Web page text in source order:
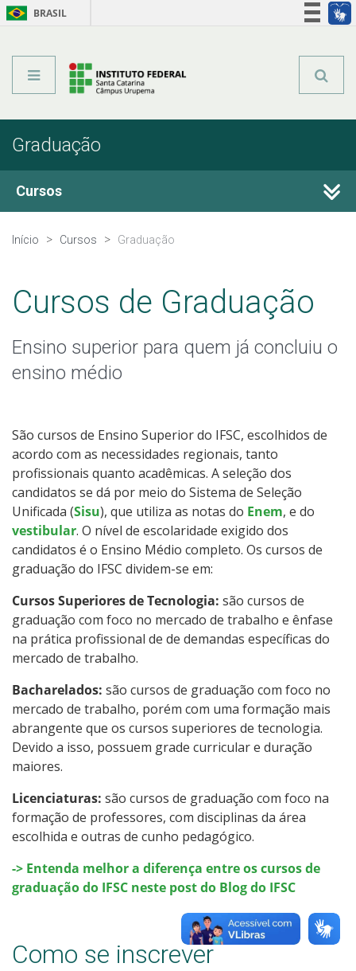
BRASIL
Graduação
Cursos
Técnicos Concomitantes
Qualificação Profissional e Idiomas
Educação de Jovens e Adultos
Especialização
Mestrado
Todos os cursos
Processo de Inscrição
Resultados
Resultado das vagas remanescentes
Como posso estudar no IFSC?
Calendário de inscrições
Processos Seletivos
Inscrições e acompanhamento
Início Cursos Graduação
Cursos de Graduação
Ensino superior para quem já concluiu o
ensino médio
São cursos de Ensino Superior do IFSC, escolhidos de
acordo com as necessidades regionais, tanto
profissionais quanto acadêmicas. A seleção dos
candidatos se dá por meio do Sistema de Seleção
Unificada (Sisu), que utiliza as notas do Enem, e do
vestibular. O nível de escolaridade exigido dos
candidatos é o Ensino Médio completo. Os cursos de
graduação do IFSC dividem-se em:
Cursos Superiores de Tecnologia: são cursos de
graduação com foco no mercado de trabalho e ênfase
na prática profissional de de demandas específicas do
mercado de trabalho.
Bacharelados: são cursos de graduação com foco no
mercado de trabalho, porém com uma formação mais
abrangente que os cursos superiores de tecnologia.
Devido a isso, possuem grade curricular e duração
maiores.
Licenciaturas: são cursos de graduação com foco na
formação de professores, com disciplinas da área
escolhida e outras de cunho pedagógico.
-> Entenda melhor a diferença entre os cursos de
graduação do IFSC neste post do Blog do IFSC
Como se inscrever